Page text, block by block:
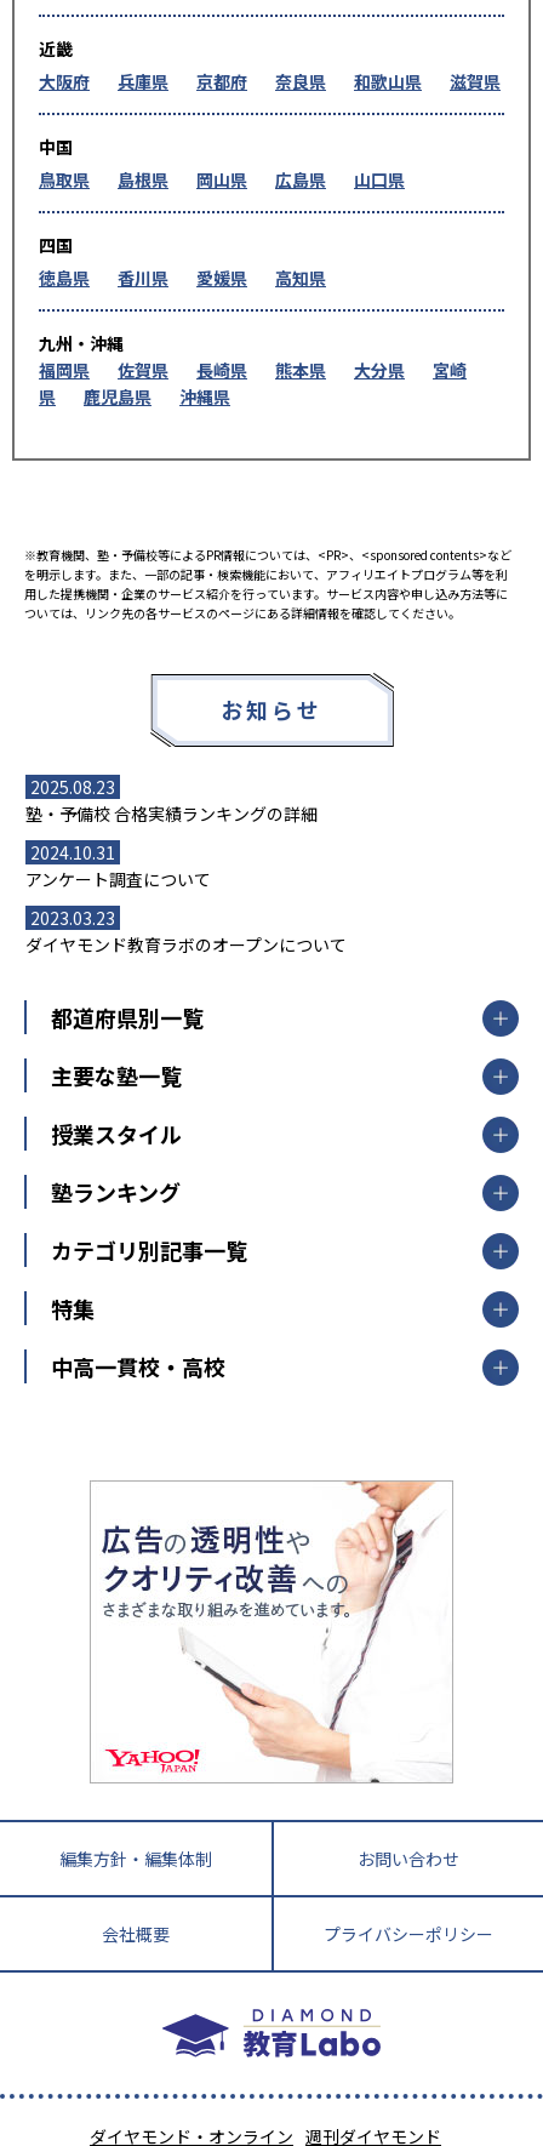
近畿
大阪府
兵庫県 京都府 奈良県 和歌山県 滋賀県
中国
鳥取県
島根県 岡山県 広島県 山口県
四国
徳島県
香川県 愛媛県 高知県
九州・沖縄
福岡県
佐賀県 長崎県 熊本県 大分県
宮崎
県
鹿児島県 沖縄県
※教育機関、塾・予備校等によるPR情報については、<PR>、<sponsored contents>など
を明示します。また、一部の記事・検索機能において、アフィリエイトプログラム等を利
用した提携機関・企業のサービス紹介を行っています。サービス内容や申し込み方法等に
ついては、リンク先の各サービスのページにある詳細情報を確認してください。
お知らせ
2025.08.23
塾・予備校 合格実績ランキングの詳細
2024.10.31
アンケート調査について
2023.03.23
ダイヤモンド教育ラボのオープンについて
都道府県別一覧
北海道・東北
山形県
福島県
関東
東京都
神奈川県
茨城県
栃木県
群馬県
新潟県
中部
愛知県
静岡県
長野県
大阪府
兵庫県 京都府 奈良県
和歌山県
鳥取県
島根県 岡山県 広島県
香川県
高知県
長崎県 熊本県
鹿児島県 沖縄県
主要な塾一覧
【掲載塾一覧を見る】
東京個別指導学院
明光義塾
個別教室のトライ
武田塾
授業スタイル
個別指導
オンライン指導
塾ランキング
中学受験ランキング
カテゴリ別記事一覧
中学受験
大学受験
教育全般
大学受験塾の選び方
中学受験に熱心な市区町村ランキング
小学校受験
家庭教師
特集
開成番長直伝！子どもの受験を成功させる方法
運動と遊びを考える
情報Ⅰ、数学が苦手な人注目！最短距離の学力
アップ法
悩み多き「大学受験」相談室
英語・英会話・英検対策
小学校教師が解説！中学受験のリアル
教育ジャーナリストが徹底解説！ 大学受験の羅
中高一貫校・高校
大学入試改革
ママテクエグザム
進化する中高一貫校・高校
編集方針・編集体制 お問い合わせ
会社概要 プライバシーポリシー
ダイヤモンド・オンライン 週刊ダイヤモンド